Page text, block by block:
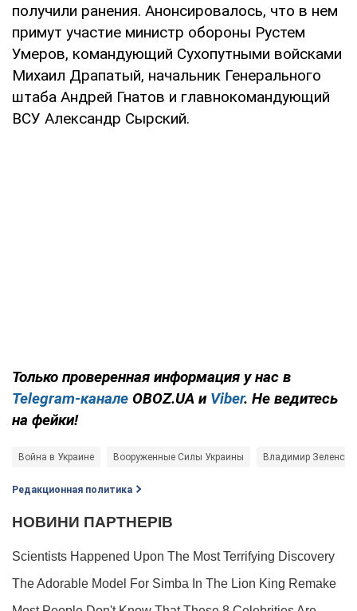
получили ранения. Анонсировалось, что в нем
примут участие министр обороны Рустем
Умеров, командующий Сухопутными войсками
Михаил Драпатый, начальник Генерального
штаба Андрей Гнатов и главнокомандующий
ВСУ Александр Сырский.
Только проверенная информация у нас в
Telegram-канале OBOZ.UA и Viber. Не ведитесь
на фейки!
Война в Украине Вооруженные Силы Украины Владимир
Редакционная политика